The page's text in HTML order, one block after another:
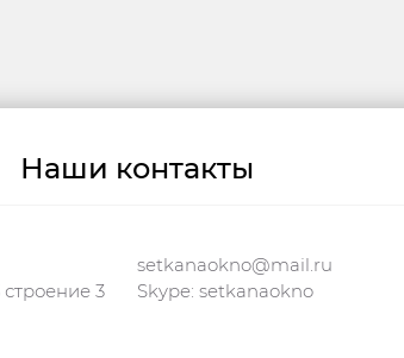
Наши контакты
строение 3
setkanaokno@mail.ru
Skype: setkanaokno